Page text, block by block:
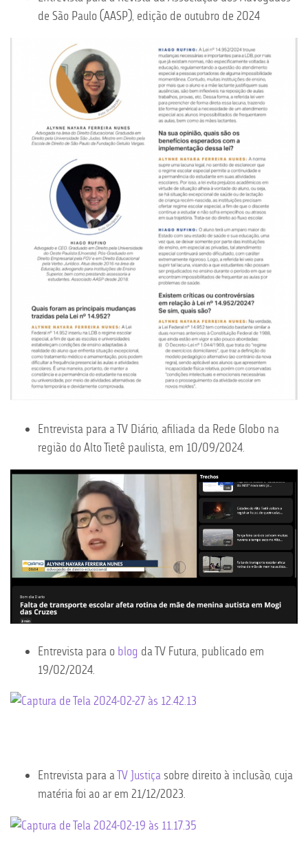
de São Paulo (AASP), edição de outubro de 2024
Entrevista para a TV Diário, afiliada da Rede Globo na
região do Alto Tietê paulista, em 10/09/2024.
Entrevista para o blog da TV Futura, publicado em
19/02/2024.
Entrevista para aTV Justiça sobre direito à inclusão, cuja
matéria foi ao ar em 21/12/2023.